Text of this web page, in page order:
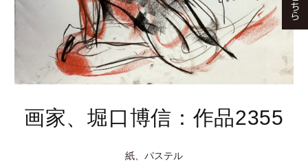
画家、堀口博信：作品2355
紙、パステル